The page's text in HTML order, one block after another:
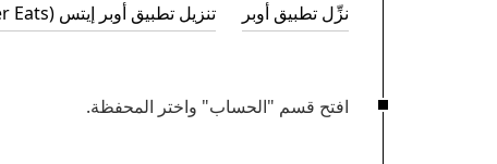
نزِّل تطبيق أوبر تنزيل تطبيق أوبر إيتس (Uber Eats)
افتح قسم "الحساب" واختر المحفظة.